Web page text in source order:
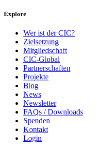
Explore
Wer ist der CIC?
Zielsetzung
Mitgliedschaft
CIC-Global
Partnerschaften
Projekte
Blog
News
Newsletter
FAQs / Downloads
Spenden
Kontakt
Login